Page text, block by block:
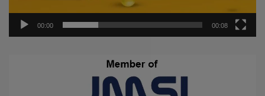
00:00 00:08